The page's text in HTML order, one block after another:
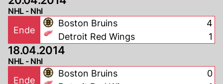
NHL - Nhl
Ende
Boston Bruins
Detroit Red Wings
4
1
18.04.2014
NHL - Nhl
Ende
Boston Bruins
0